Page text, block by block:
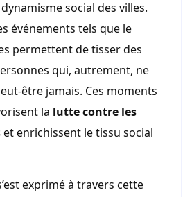
social des villes.
événements tels que le
permettent de tisser des
qui, autrement, ne
être jamais. Ces moments
la lutte contre les
et enrichissent le tissu social
exprimé à travers cette